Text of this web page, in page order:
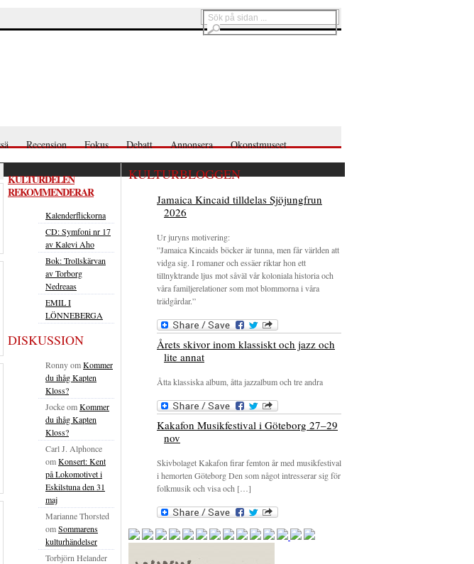
Recension Fokus Debatt Annonsera Okonstmuseet
KULTURDELEN
REKOMMENDERAR
Kalenderflickorna
CD: Symfoni nr 17
av Kalevi Aho
Bok: Trollskärvan
av Torborg
Nedreaas
EMIL I
LÖNNEBERGA
DISKUSSION
RonnyomKommer
du ihåg Kapten
Kloss?
JockeomKommer
du ihåg Kapten
Kloss?
Carl J. Alphonce
omKonsert: Kent
på Lokomotivet i
Eskilstuna den 31
maj
Marianne Thorsted
omSommarens
kulturhändelser
Torbjörn Helander
KULTURBLOGGEN
Jamaica Kincaid tilldelas Sjöjungfrun
2026
Ur juryns motivering:
”Jamaica Kincaids böcker är tunna, men får världen att
vidga sig. I romaner och essäer riktar hon ett
tillnyktrande ljus mot såväl vår koloniala historia och
våra familjerelationer som mot blommorna i våra
trädgårdar.”
Årets skivor inom klassiskt och jazz och
lite annat
Åtta klassiska album, åtta jazzalbum och tre andra
Kakafon Musikfestival i Göteborg 27–29
nov
Skivbolaget Kakafon firar femton år med musikfestival
i hemorten Göteborg Den som något intresserar sig för
folkmusik och visa och […]